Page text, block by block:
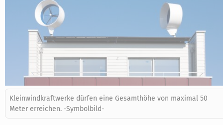
Kleinwindkraftwerke dürfen eine Gesamthöhe von maximal 50
Meter erreichen. -Symbolbild-